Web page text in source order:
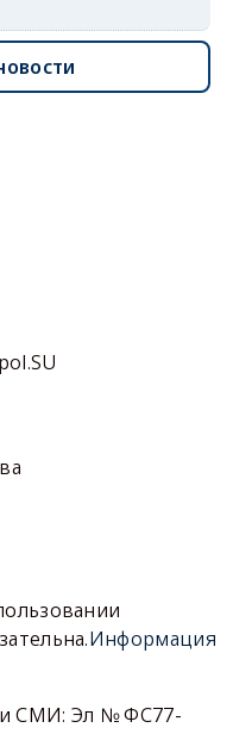
Информация
СМИ: Эл № ФС77-